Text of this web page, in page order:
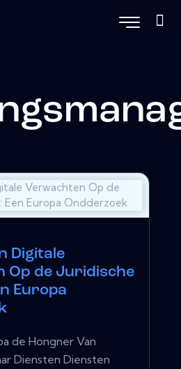
Digitale
Op de Juridische
Europa
de Hongner Van
Diensten Diensten